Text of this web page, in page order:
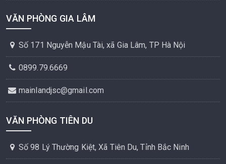
VĂN PHÒNG GIA LÂM
Số 171 Nguyễn Mậu Tài, xã Gia Lâm, TP Hà Nội
0899.79.6669
mainlandjsc@gmail.com
VĂN PHÒNG TIÊN DU
Số 98 Lý Thường Kiệt, Xã Tiên Du, Tỉnh Bắc Ninh